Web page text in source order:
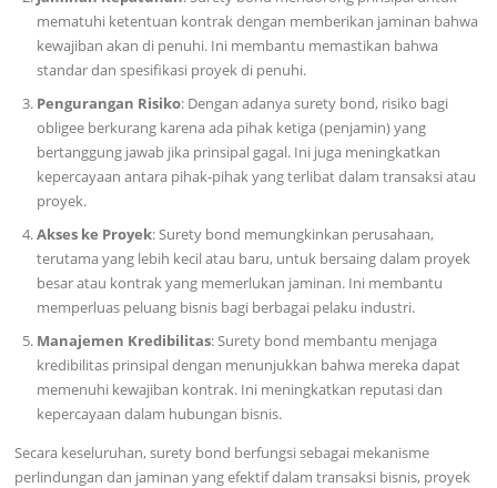
mematuhi ketentuan kontrak dengan memberikan jaminan bahwa
kewajiban akan di penuhi. Ini membantu memastikan bahwa
standar dan spesifikasi proyek di penuhi.
Pengurangan Risiko: Dengan adanya surety bond, risiko bagi
obligee berkurang karena ada pihak ketiga (penjamin) yang
bertanggung jawab jika prinsipal gagal. Ini juga meningkatkan
kepercayaan antara pihak-pihak yang terlibat dalam transaksi atau
proyek.
Akses ke Proyek: Surety bond memungkinkan perusahaan,
terutama yang lebih kecil atau baru, untuk bersaing dalam proyek
besar atau kontrak yang memerlukan jaminan. Ini membantu
memperluas peluang bisnis bagi berbagai pelaku industri.
Manajemen Kredibilitas: Surety bond membantu menjaga
kredibilitas prinsipal dengan menunjukkan bahwa mereka dapat
memenuhi kewajiban kontrak. Ini meningkatkan reputasi dan
kepercayaan dalam hubungan bisnis.
Secara keseluruhan, surety bond berfungsi sebagai mekanisme
perlindungan dan jaminan yang efektif dalam transaksi bisnis, proyek